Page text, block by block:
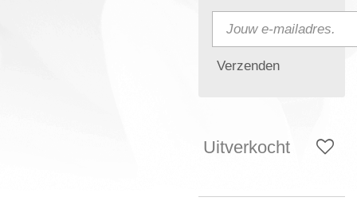
Verzenden
Uitverkocht